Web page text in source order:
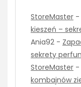
StoreMaster -
kieszeń –
Ania92 -
sekrety
StoreMaster -
kombajnów